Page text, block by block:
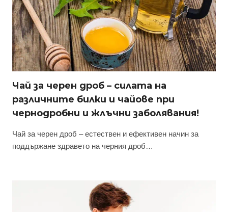
Чай за черен дроб – силата на
различните билки и чайове при
чернодробни и жлъчни заболявания!
Чай за черен дроб – естествен и ефективен начин за
поддържане здравето на черния дроб…